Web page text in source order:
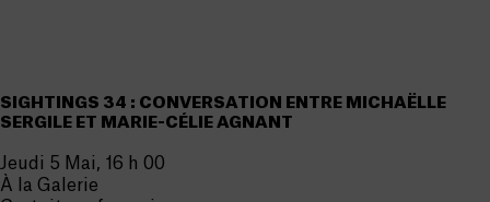
SIGHTINGS 34 : CONVERSATION ENTRE MICHAËLLE
SERGILE ET MARIE-CÉLIE AGNANT
Jeudi 5 Mai, 16 h 00
À la Galerie